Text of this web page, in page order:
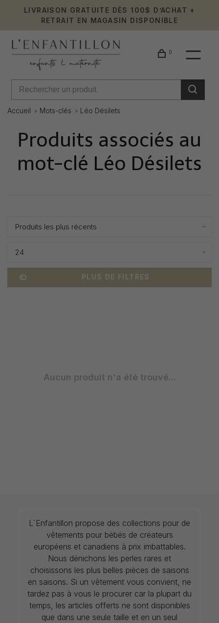
LIVRAISON GRATUITE DÈS 100$ D’ACHAT +
RETRAIT EN MAGASIN DISPONIBLE
0
Accueil Mots-clés Léo Désilets
Produits associés au
mot-clé Léo Désilets
Produits les plus récents
24
PLUS DE FILTRES
Aucun produit n'a été trouvé...
L`Enfantillon propose des collections pour de
vêtements pour bébés de créateurs
européens et canadiens à prix imbattables.
Nous dénichons les perles rares et
choisissons les plus belles pièces de saisons
en saisons. Si un vêtement vous convient, ne
tardez pas à vous le procurer car la plupart du
temps, les articles offerts ne sont disponibles
que dans une seule taille et en un seul